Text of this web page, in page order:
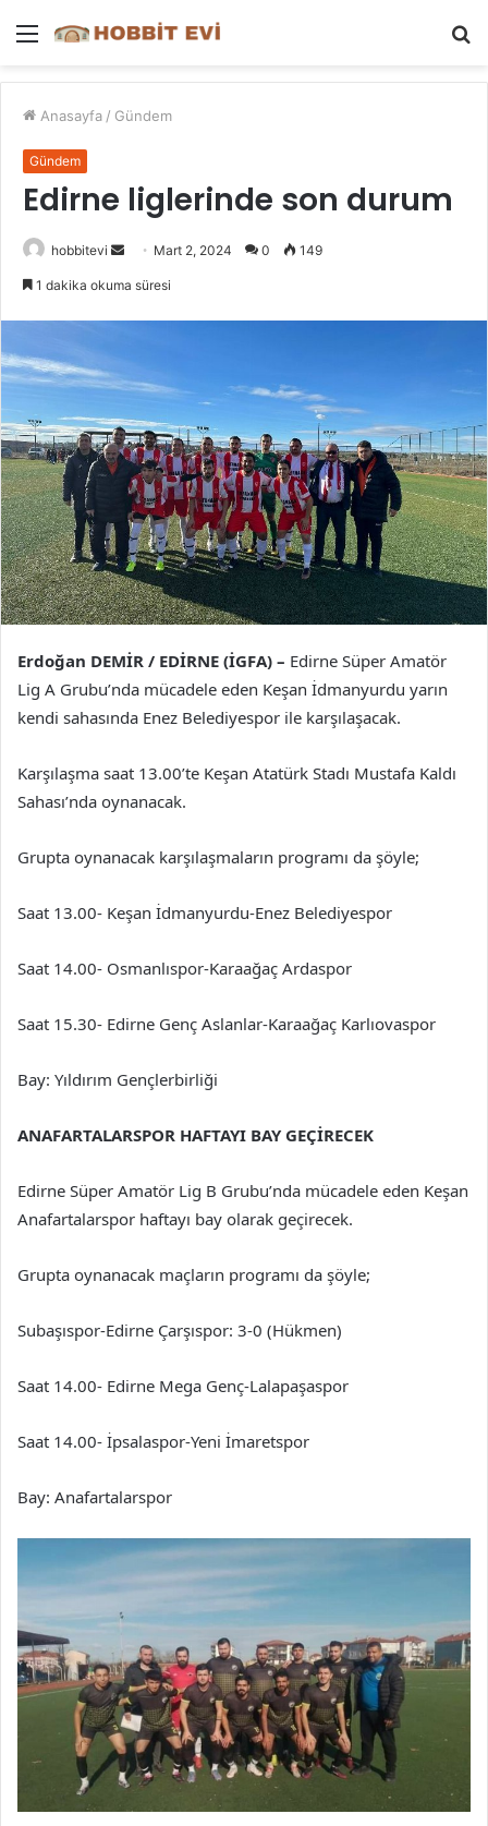
Menü
Anasayfa / Gündem
Gündem
Edirne liglerinde son durum
hobbitevi
Bir
Mart 2, 2024 0 149
1 dakika okuma süresi
Erdoğan DEMİR / EDİRNE (İGFA) – Edirne Süper Amatör
Lig A Grubu’nda mücadele eden Keşan İdmanyurdu yarın
kendi sahasında Enez Belediyespor ile karşılaşacak.
Karşılaşma saat 13.00’te Keşan Atatürk Stadı Mustafa Kaldı
Sahası’nda oynanacak.
Grupta oynanacak karşılaşmaların programı da şöyle;
Saat 13.00- Keşan İdmanyurdu-Enez Belediyespor
Saat 14.00- Osmanlıspor-Karaağaç Ardaspor
Saat 15.30- Edirne Genç Aslanlar-Karaağaç Karlıovaspor
Bay: Yıldırım Gençlerbirliği
ANAFARTALARSPOR HAFTAYI BAY GEÇİRECEK
Edirne Süper Amatör Lig B Grubu’nda mücadele eden Keşan
Anafartalarspor haftayı bay olarak geçirecek.
Grupta oynanacak maçların programı da şöyle;
Subaşıspor-Edirne Çarşıspor: 3-0 (Hükmen)
Saat 14.00- Edirne Mega Genç-Lalapaşaspor
Saat 14.00- İpsalaspor-Yeni İmaretspor
Bay: Anafartalarspor